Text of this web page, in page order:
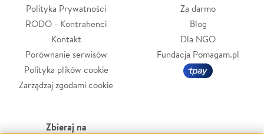
Polityka Prywatności
RODO - Kontrahenci
Kontakt
Porównanie serwisów
Polityka plików cookie
Zarządzaj zgodami cookie
Za darmo
Blog
Dla NGO
Fundacja Pomagam.pl
Zbieraj na